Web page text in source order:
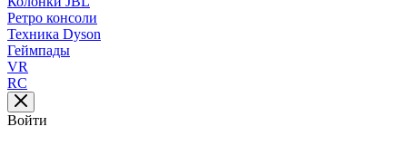
Ретро консоли
Техника Dyson
Геймпады
VR
RC
Войти